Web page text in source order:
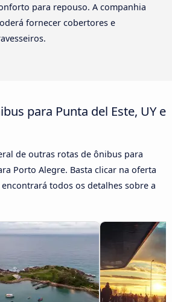
para repouso. A companhia
fornecer cobertores e
para Punta del Este, UY e
de outras rotas de ônibus para
Porto Alegre. Basta clicar na oferta
todos os detalhes sobre a